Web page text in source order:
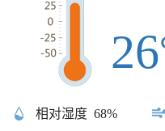
相对湿度 68%
26